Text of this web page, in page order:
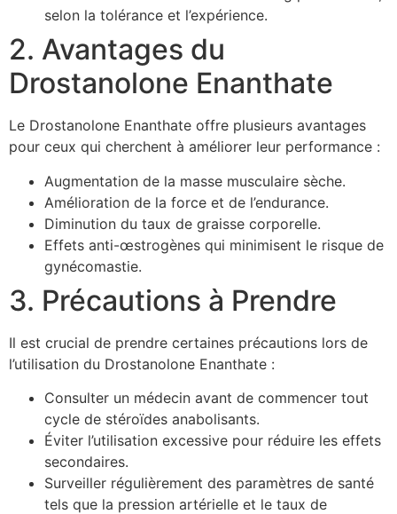
selon la tolérance et l’expérience.
2. Avantages du
Drostanolone Enanthate
Le Drostanolone Enanthate offre plusieurs avantages
pour ceux qui cherchent à améliorer leur performance :
Augmentation de la masse musculaire sèche.
Amélioration de la force et de l’endurance.
Diminution du taux de graisse corporelle.
Effets anti-œstrogènes qui minimisent le risque de
gynécomastie.
3. Précautions à Prendre
Il est crucial de prendre certaines précautions lors de
l’utilisation du Drostanolone Enanthate :
Consulter un médecin avant de commencer tout
cycle de stéroïdes anabolisants.
Éviter l’utilisation excessive pour réduire les effets
secondaires.
Surveiller régulièrement des paramètres de santé
tels que la pression artérielle et le taux de